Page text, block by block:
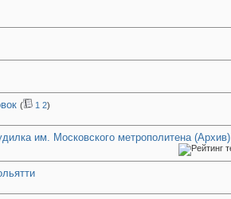
( 1 2)
им. Московского метрополитена (Архив)